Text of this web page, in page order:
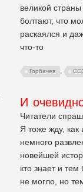
великой
болтают, что
раскаялся и
что-то
Горбачев ,
И
Читатели
Я тоже жду,
немного
новейшей
кто знает и
не могло, но